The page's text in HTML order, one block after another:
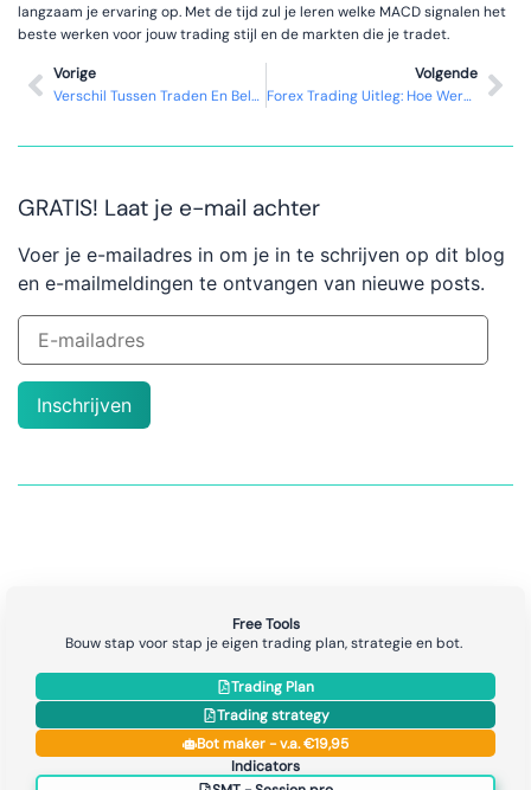
langzaam je ervaring op. Met de tijd zul je leren welke MACD signalen het
beste werken voor jouw trading stijl en de markten die je tradet.
Vorige
Verschil Tussen Traden En Beleggen
Volgende
Forex Trading Uitleg: Hoe Werkt Valuta Handel?
GRATIS! Laat je e-mail achter
Voer je e-mailadres in om je in te schrijven op dit blog
en e-mailmeldingen te ontvangen van nieuwe posts.
Inschrijven
Free Tools
Bouw stap voor stap je eigen trading plan, strategie en bot.
Trading Plan
Trading strategy
Bot maker - v.a. €19,95
Indicators